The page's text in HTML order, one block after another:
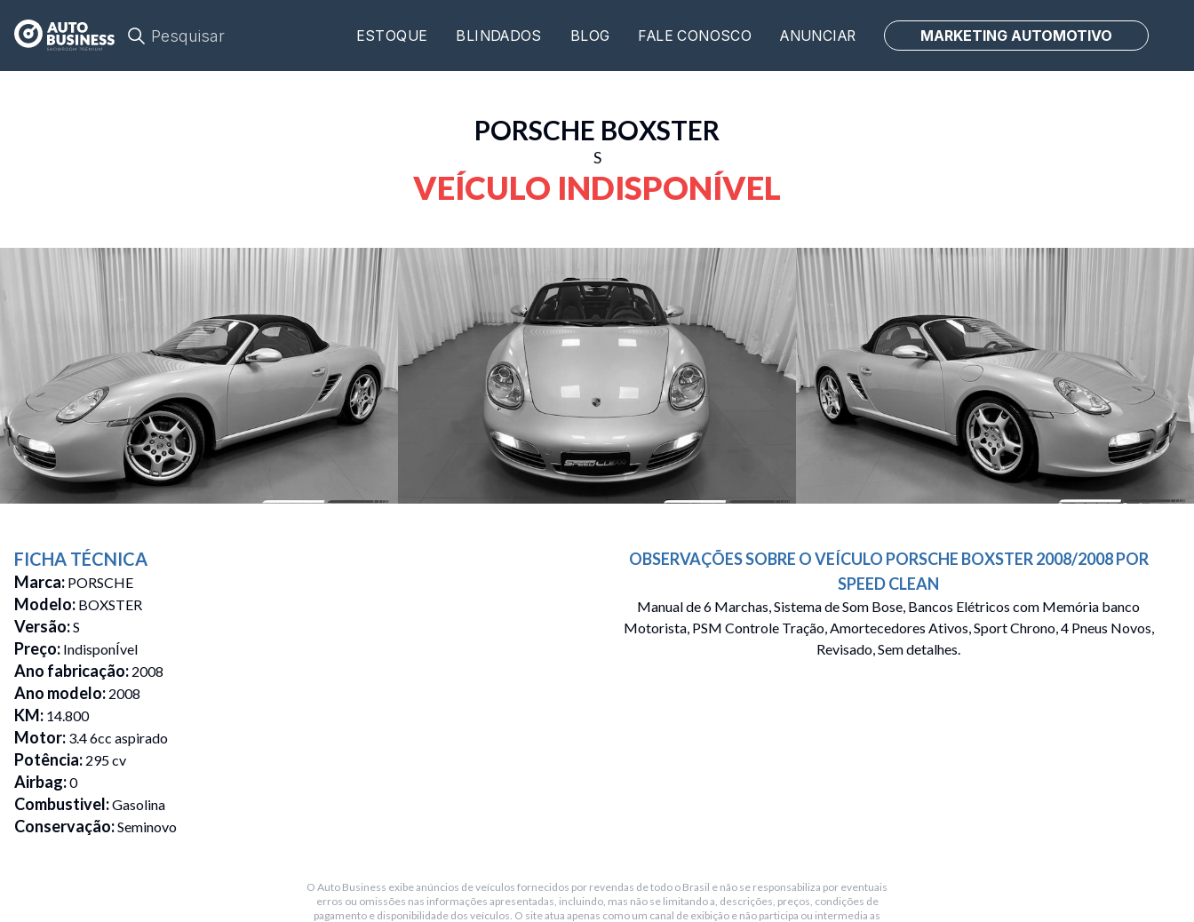
Pesquisar ESTOQUE BLINDADOS BLOG FALE CONOSCO ANUNCIAR MARKETING AUTOMOTIVO
PORSCHE BOXSTER
S
VEÍCULO INDISPONÍVEL
FICHA TÉCNICA
Marca: PORSCHE
Modelo: BOXSTER
Versão:S
Preço: IndisponÍvel
Ano fabricação: 2008
Ano modelo: 2008
KM: 14.800
Motor: 3.4 6cc aspirado
Potência: 295 cv
Airbag:0
Combustivel:Gasolina
Conservação:Seminovo
OBSERVAÇÕES SOBRE O VEÍCULO PORSCHE BOXSTER 2008/2008POR
SPEED CLEAN
Manual de 6 Marchas, Sistema de Som Bose, Bancos Elétricos com Memória banco
Motorista, PSM Controle Tração, Amortecedores Ativos, Sport Chrono, 4 Pneus Novos,
Revisado, Sem detalhes.
O Auto Business exibe anúncios de veículos fornecidos por revendas de todo o Brasil e não se responsabiliza por eventuais
erros ou omissões nas informações apresentadas, incluindo, mas não se limitando a, descrições, preços, condições de
pagamento e disponibilidade dos veículos. O site atua apenas como um canal de exibição e não participa ou intermedia as